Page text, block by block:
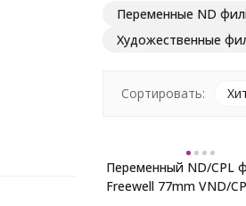
Переменные ND
Художественные
Сортировать:
Переменный ND/CPL
Freewell 77mm VND/